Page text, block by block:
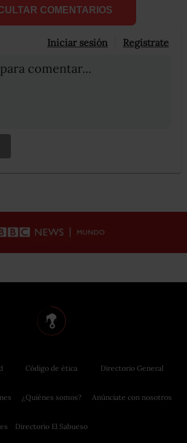
COMENTARIOS
Iniciar sesión Registrate
comentar...
Código de ética
¿Quiénes somos?
Directorio El Sabueso
Directorio General
Anúnciate con nosotros